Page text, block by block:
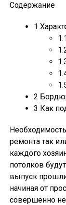
Содержание
1
2
3 Как
ремонта так
каждого
потолков
выпуск
начиная от
совершенно